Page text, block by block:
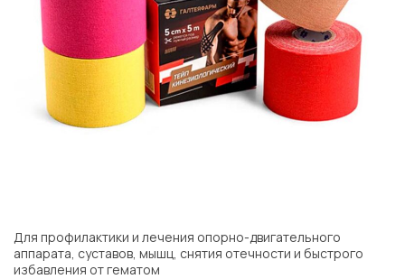
Для профилактики и лечения опорно-двигательного
аппарата, суставов, мышц, снятия отечности и быстрого
избавления от гематом